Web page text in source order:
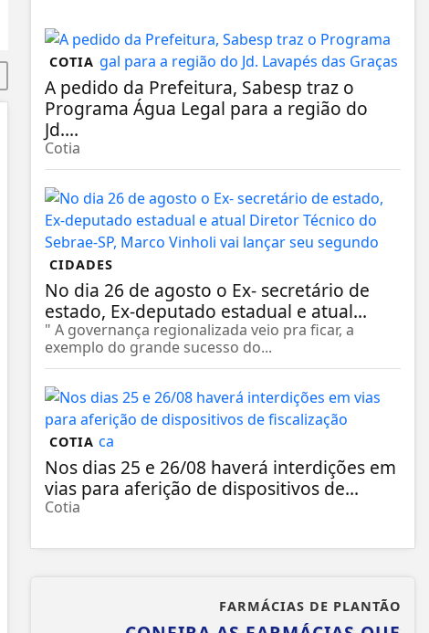
COTIA
A pedido da Prefeitura, Sabesp traz o
Programa Água Legal para a região do
Jd....
Cotia
CIDADES
No dia 26 de agosto o Ex- secretário de
estado, Ex-deputado estadual e atual...
" A governança regionalizada veio pra ficar, a
exemplo do grande sucesso do...
COTIA
Nos dias 25 e 26/08 haverá interdições em
vias para aferição de dispositivos de...
Cotia
FARMÁCIAS DE PLANTÃO